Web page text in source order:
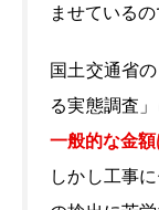
ませている
国土交通省
る実態調査」
一般的な金
しかし工事